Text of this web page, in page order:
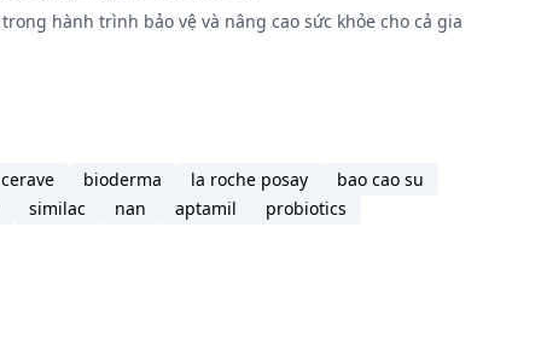
quên
hành trình bảo vệ và nâng cao sức khỏe cho cả gia
cerave bioderma la roche posay
bao cao su
similac nan aptamil probiotics